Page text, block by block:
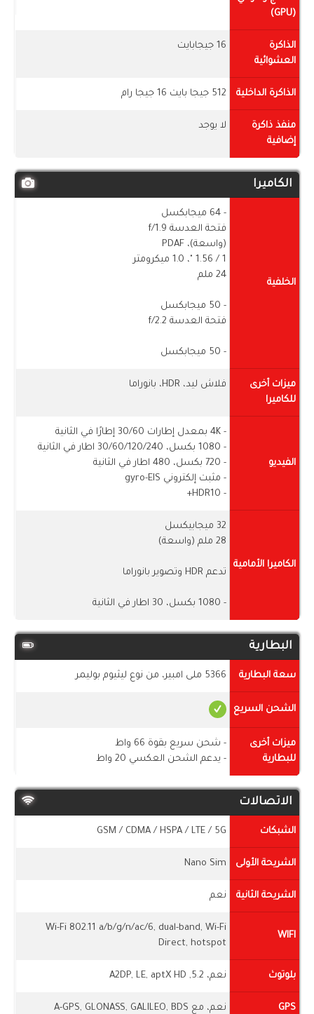
(GPU)
الذاكرة
العشوائية
16 جيجابايت
الذاكرة الداخلية 512 جيجا بايت 16 جيجا رام
منفذ ذاكرة
إضافية
لا يوجد
الكاميرا
الخلفية
- 64 ميجابكسل
فتحة العدسة f/1.9
(واسعة)، PDAF
1 / ​​1.56 "، 1.0 ميكرومتر
24 ملم
- 50 ميجابكسل
فتحة العدسة f/2.2
- 50 ميجابكسل
ميزات أخرى
للكاميرا
فلاش ليد، HDR، بانوراما
الفيديو
- 4K بمعدل إطارات 30/60 إطارًا في الثانية
- 1080 بكسل، 30/60/120/240 اطار في الثانية
- 720 بكسل، 480 اطار في الثانية
- مثبت إلكتروني gyro-EIS
- HDR10+
الكاميرا الأمامية
32 ميجابيكسل
28 ملم (واسعة)
تدعم HDR وتصوير بانوراما
- 1080 بكسل، 30 اطار في الثانية
البطارية
سعة البطارية 5366 ملى امبير، من نوع ليثيوم بوليمر
الشحن السريع
ميزات أخرى
للبطارية
- شحن سريع بقوة 66 واط
- يدعم الشحن العكسي 20 واط
الاتصالات
الشبكات GSM / CDMA / HSPA / LTE / 5G
الشريحة الأولى Nano Sim
الشريحة الثانية نعم
WIFI
Wi-Fi 802.11 a/b/g/n/ac/6, dual-band, Wi-Fi
Direct, hotspot
بلوتوث نعم، 5.2, A2DP, LE, aptX HD
GPS نعم، مع A-GPS, GLONASS, GALILEO, BDS